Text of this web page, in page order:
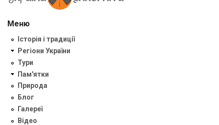
Меню
Історія і традиції
Регіони України
Тури
Пам'ятки
Природа
Блог
Галереї
Відео